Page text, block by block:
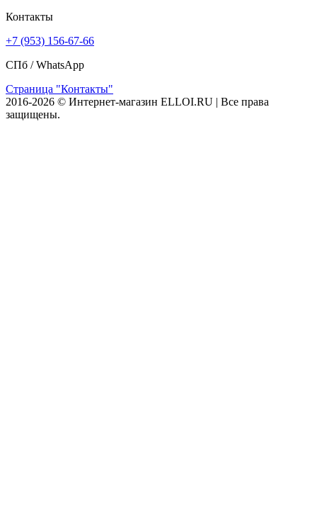
Контакты
+7 (953) 156-67-66
СПб /WhatsApp
Страница "Контакты"
2016-2026 © Интернет-магазин ELLOI.RU | Все права
защищены.